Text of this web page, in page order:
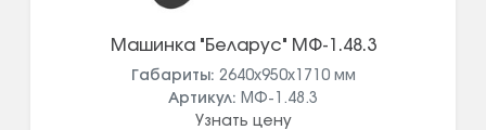
Машинка "Беларус" МФ-1.48.3
Габариты: 2640x950x1710 мм
Артикул: МФ-1.48.3
Узнать цену